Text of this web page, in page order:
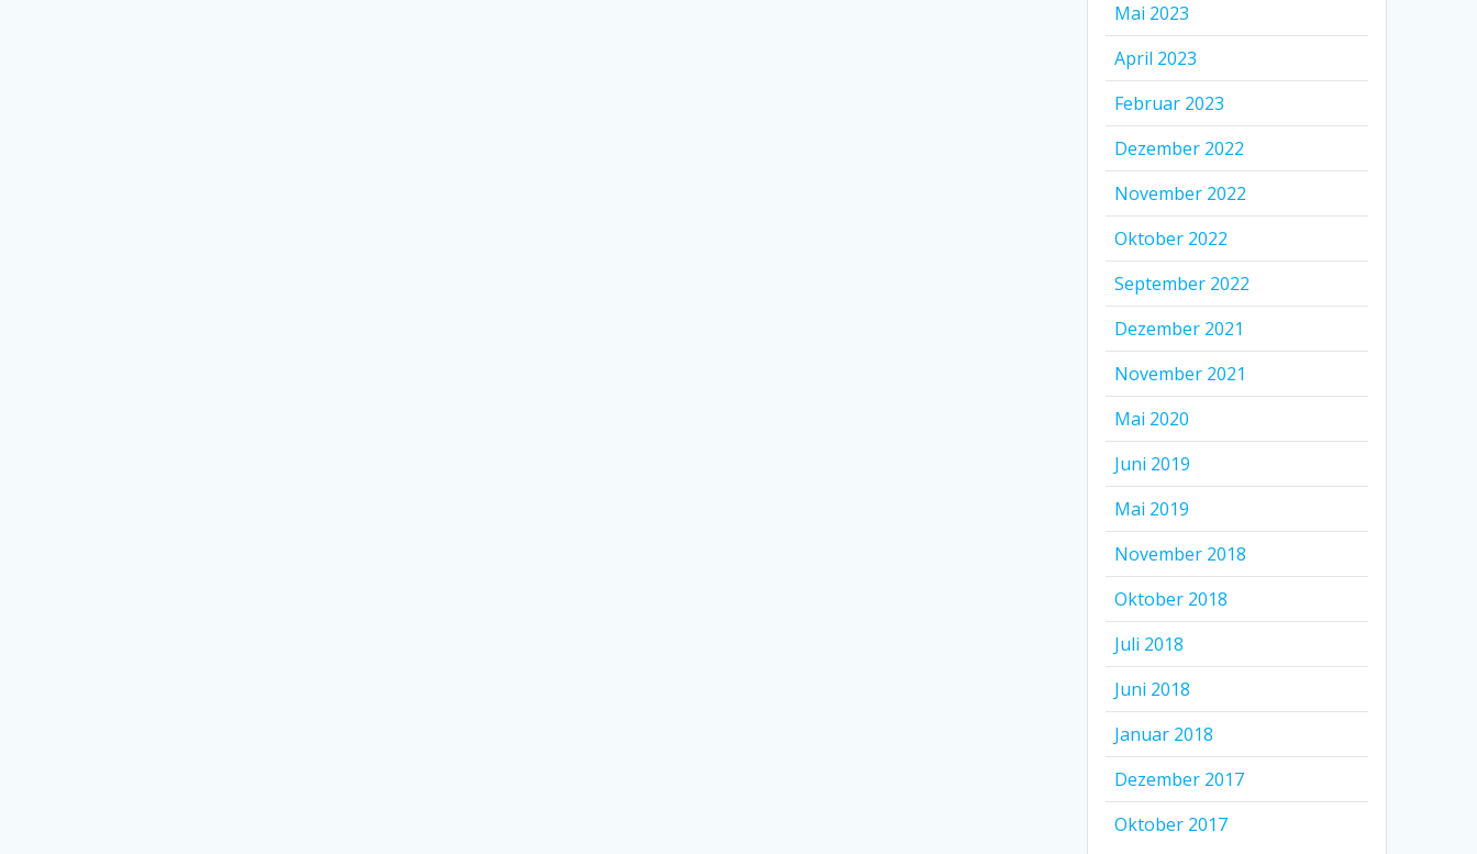
Mai 2023
April 2023
Februar 2023
Dezember 2022
November 2022
Oktober 2022
September 2022
Dezember 2021
November 2021
Mai 2020
Juni 2019
Mai 2019
November 2018
Oktober 2018
Juli 2018
Juni 2018
Januar 2018
Dezember 2017
Oktober 2017